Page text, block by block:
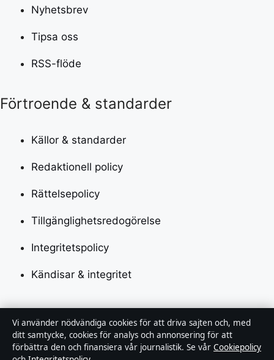
Nyhetsbrev
Tipsa oss
RSS-flöde
Förtroende & standarder
Källor & standarder
Redaktionell policy
Rättelsepolicy
Tillgänglighetsredogörelse
Integritetspolicy
Kändisar & integritet
Om Utrikesposten i korthet
Utrikesposten är en oberoende svensk digital
Vi använder nödvändiga cookies för att driva sajten och, med
ditt samtycke, cookies för analys och annonsering för att
förbättra den och finansiera vår journalistik. Se vår Cookiepolicy